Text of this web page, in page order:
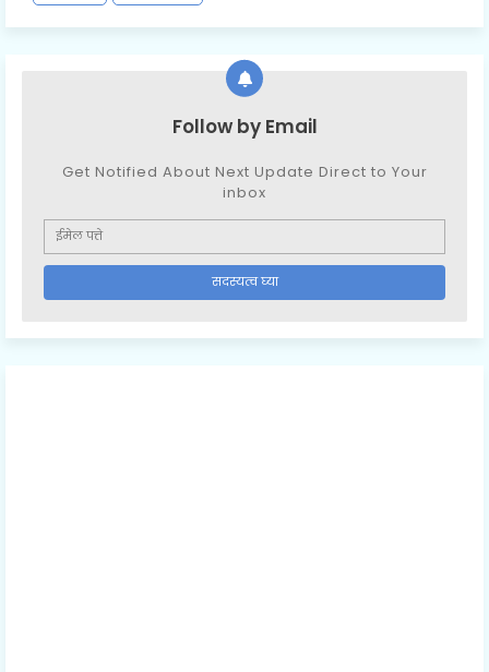
Follow by Email
Get Notified About Next Update Direct to Your
inbox